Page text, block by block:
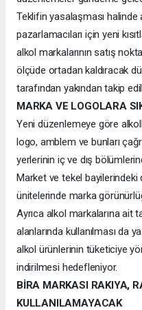
Teklifin yasalaşması halinde
pazarlamacıları için yeni
alkol markalarının satış
ölçüde ortadan kaldıracak
tarafından yakından takip
MARKA VE LOGOLARA
Yeni düzenlemeye göre
logo, amblem ve bunları
yerlerinin iç ve dış
Market ve tekel bayilerindeki
ünitelerinde marka
Ayrıca alkol markalarına ait
alanlarında kullanılması da
alkol ürünlerinin tüketiciye
indirilmesi hedefleniyor.
BİRA MARKASI RAKIYA,
KULLANILAMAYACAK